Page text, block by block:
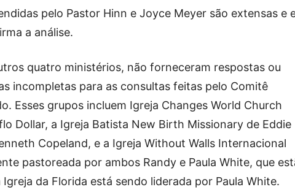
pelo Pastor Hinn e Joyce Meyer são extensas e
a análise.
quatro ministérios, não forneceram respostas ou
incompletas para as consultas feitas pelo Comitê
Esses grupos incluem Igreja Changes World Church
Dollar, a Igreja Batista New Birth Missionary de Eddie
Copeland, e a Igreja Without Walls Internacional
pastoreada por ambos Randy e Paula White, que
da Florida está sendo liderada por Paula White.